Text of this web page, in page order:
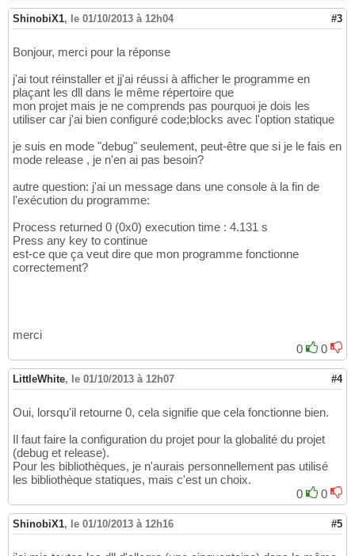
ShinobiX1, le 01/10/2013 à 12h04 #3
Bonjour, merci pour la réponse
j'ai tout réinstaller et jj'ai réussi à afficher le programme en
plaçant les dll dans le même répertoire que
mon projet mais je ne comprends pas pourquoi je dois les
utiliser car j'ai bien configuré code;blocks avec l'option statique
je suis en mode "debug" seulement, peut-être que si je le fais en
mode release , je n'en ai pas besoin?
autre question: j'ai un message dans une console à la fin de
l'exécution du programme:
Process returned 0 (0x0) execution time : 4.131 s
Press any key to continue
est-ce que ça veut dire que mon programme fonctionne
correctement?
merci
0
0
LittleWhite, le 01/10/2013 à 12h07 #4
Oui, lorsqu'il retourne 0, cela signifie que cela fonctionne bien.
Il faut faire la configuration du projet pour la globalité du projet
(debug et release).
Pour les bibliothèques, je n'aurais personnellement pas utilisé
les bibliothèque statiques, mais c'est un choix.
0
0
ShinobiX1, le 01/10/2013 à 12h16 #5